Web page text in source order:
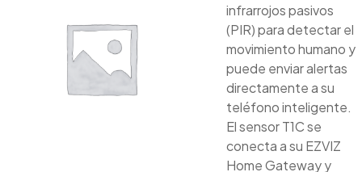
infrarrojos pasivos
(PIR) para detectar el
movimiento humano y
puede enviar alertas
directamente a su
teléfono inteligente.
El sensor T1C se
conecta a su EZVIZ
Home Gateway y